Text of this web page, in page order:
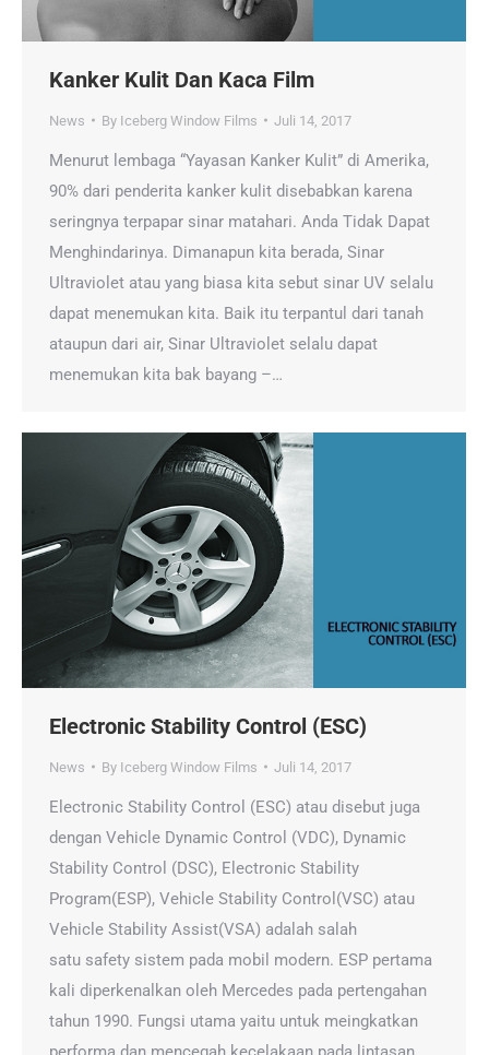
Kanker Kulit Dan Kaca Film
News By Iceberg Window Films Juli 14, 2017
Menurut lembaga “Yayasan Kanker Kulit” di Amerika,
90% dari penderita kanker kulit disebabkan karena
seringnya terpapar sinar matahari. Anda Tidak Dapat
Menghindarinya. Dimanapun kita berada, Sinar
Ultraviolet atau yang biasa kita sebut sinar UV selalu
dapat menemukan kita. Baik itu terpantul dari tanah
ataupun dari air, Sinar Ultraviolet selalu dapat
menemukan kita bak bayang –…
Electronic Stability Control (ESC)
News By Iceberg Window Films Juli 14, 2017
Electronic Stability Control (ESC) atau disebut juga
dengan Vehicle Dynamic Control (VDC), Dynamic
Stability Control (DSC), Electronic Stability
Program(ESP), Vehicle Stability Control(VSC) atau
Vehicle Stability Assist(VSA) adalah salah
satu safety sistem pada mobil modern. ESP pertama
kali diperkenalkan oleh Mercedes pada pertengahan
tahun 1990. Fungsi utama yaitu untuk meingkatkan